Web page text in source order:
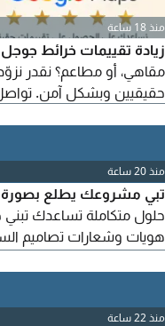
منذ 18 ساعة
مقاهي، أو مطاعم؟ نقدر
حقيقيين وبشكل آمن.
منذ 20 ساعة
تبي مشروعك يطلع بصورة
حلول متكاملة تساعدك
هويات وشعارات تصاميم
الاجتماعي إدارة الحملات
العملاء اعداد محتوى اعلاني
منذ 22 ساعة